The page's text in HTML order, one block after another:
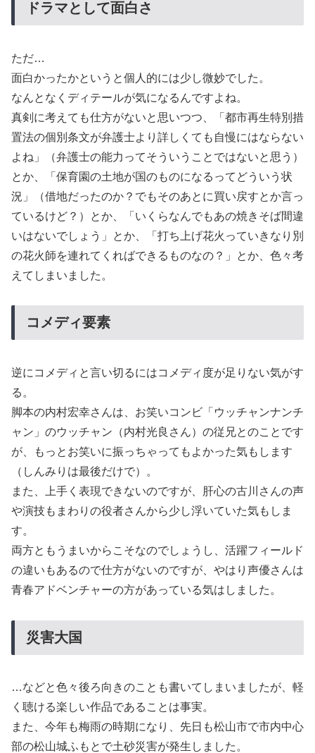
ドラマとして面白さ
ただ…
面白かったかというと個人的には少し微妙でした。
なんとなくディテールが気になるんですよね。
真剣に考えても仕方がないと思いつつ、「都市再生特別措
置法の個別条文が弁護士より詳しくても自慢にはならない
よね」（弁護士の能力ってそういうことではないと思う）
とか、「保育園の土地が国のものになるってどういう状
況」（借地だったのか？でもそのあとに買い戻すとか言っ
ているけど？）とか、「いくらなんでもあの焼きそば間違
いはないでしょう」とか、「打ち上げ花火っていきなり別
の花火師を連れてくればできるものなの？」とか、色々考
えてしまいました。
コメディ要素
逆にコメディと言い切るにはコメディ度が足りない気がす
る。
脚本の内村宏幸さんは、お笑いコンビ「ウッチャンナンチ
ャン」のウッチャン（内村光良さん）の従兄とのことです
が、もっとお笑いに振っちゃってもよかった気もします
（しんみりは最後だけで）。
また、上手く表現できないのですが、肝心の古川さんの声
や演技もまわりの役者さんから少し浮いていた気もしま
す。
両方ともうまいからこそなのでしょうし、活躍フィールド
の違いもあるので仕方がないのですが、やはり声優さんは
青春アドベンチャーの方があっている気はしました。
災害大国
…などと色々後ろ向きのことも書いてしまいましたが、軽
く聴ける楽しい作品であることは事実。
また、今年も梅雨の時期になり、先日も松山市で市内中心
部の松山城ふもとで土砂災害が発生しました。